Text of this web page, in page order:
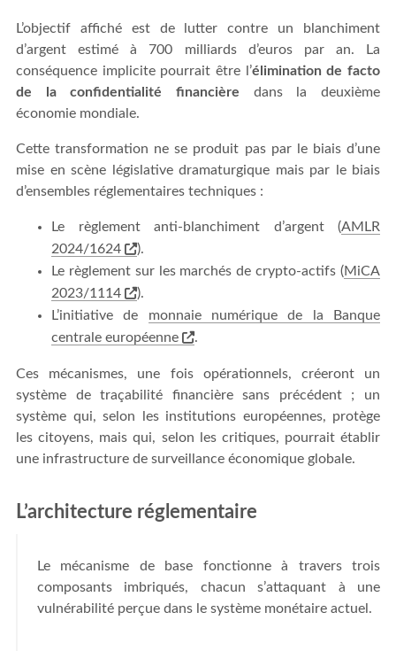
L’objectif affiché est de lutter contre un blanchiment
d’argent estimé à 700 milliards d’euros par an. La
conséquence implicite pourrait être l’élimination de facto
de la confidentialité financière dans la deuxième
économie mondiale.
Cette transformation ne se produit pas par le biais d’une
mise en scène législative dramaturgique mais par le biais
d’ensembles réglementaires techniques :
Le règlement anti-blanchiment d’argent (AMLR
2024/1624
).
Le règlement sur les marchés de crypto-actifs (MiCA
2023/1114
).
L’initiative de monnaie numérique de la Banque
centrale européenne
.
Ces mécanismes, une fois opérationnels, créeront un
système de traçabilité financière sans précédent ; un
système qui, selon les institutions européennes, protège
les citoyens, mais qui, selon les critiques, pourrait établir
une infrastructure de surveillance économique globale.
L’architecture réglementaire
Le mécanisme de base fonctionne à travers trois
composants imbriqués, chacun s’attaquant à une
vulnérabilité perçue dans le système monétaire actuel.